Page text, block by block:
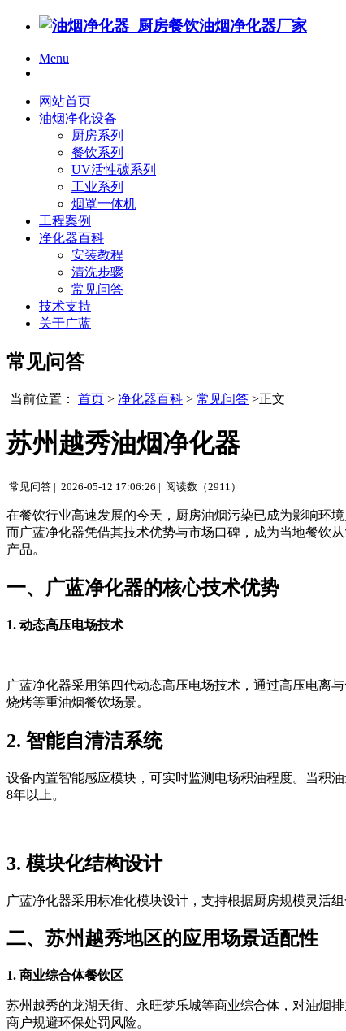
Menu
网站首页
油烟净化设备
厨房系列
餐饮系列
UV活性碳系列
工业系列
烟罩一体机
工程案例
净化器百科
安装教程
清洗步骤
常见问答
技术支持
关于广蓝
常见问答
当前位置： 首页 > 净化器百科 > 常见问答 >正文
苏州越秀油烟净化器
常见问答 | 2026-05-12 17:06:26 | 阅读数（2911）
在餐饮行业高速发展的今天，厨房油烟污染已成为影响环
而广蓝净化器凭借其技术优势与市场口碑，成为当地餐饮
产品。
一、广蓝净化器的核心技术优势
1. 动态高压电场技术
广蓝净化器采用第四代动态高压电场技术，通过高压电离
烧烤等重油烟餐饮场景。
2. 智能自清洁系统
设备内置智能感应模块，可实时监测电场积油程度。当积
8年以上。
3. 模块化结构设计
广蓝净化器采用标准化模块设计，支持根据厨房规模灵活
二、苏州越秀地区的应用场景适配性
1. 商业综合体餐饮区
苏州越秀的龙湖天街、永旺梦乐城等商业综合体，对油烟
商户规避环保处罚风险。